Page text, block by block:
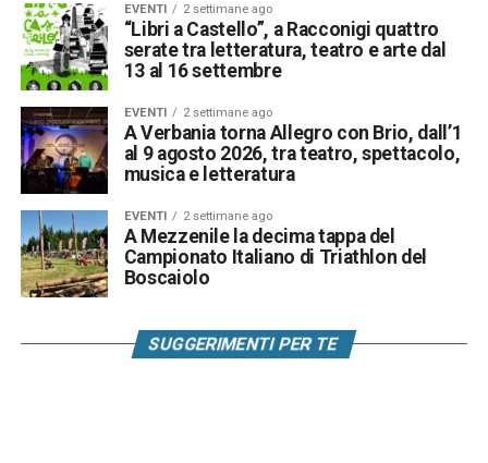
EVENTI 2 settimane ago
“Libri a Castello”, a Racconigi quattro
serate tra letteratura, teatro e arte dal
13 al 16 settembre
EVENTI 2 settimane ago
A Verbania torna Allegro con Brio, dall’1
al 9 agosto 2026, tra teatro, spettacolo,
musica e letteratura
EVENTI 2 settimane ago
A Mezzenile la decima tappa del
Campionato Italiano di Triathlon del
Boscaiolo
SUGGERIMENTI PER TE